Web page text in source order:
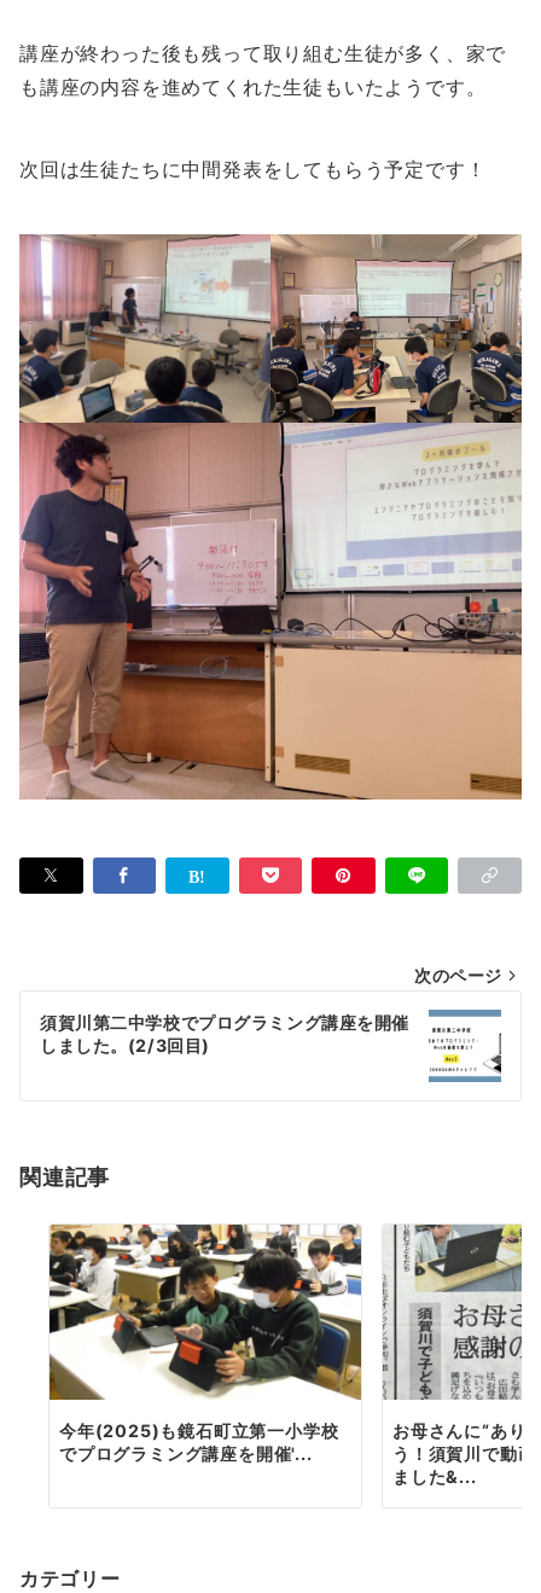
講座が終わった後も残って取り組む生徒が多く、家で
も講座の内容を進めてくれた生徒もいたようです。
次回は生徒たちに中間発表をしてもらう予定です！
稿
ナ
ビ
ー
次のページ
須賀川第二中学校でプログラミング講座を開催
しました。(2/3回目)
関連記事
今年(2025)も鏡石町立第一小学校
でプログラミング講座を開催'...
お母さんに“あり
う！須賀川で動
ました&...
カテゴリー